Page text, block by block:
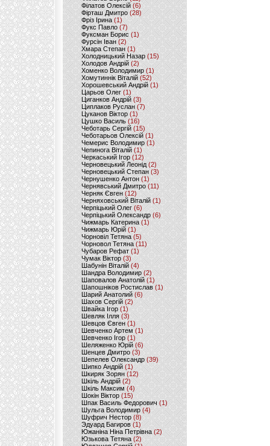
Філатов Олексій (6)
Фірташ Дмитро (28)
Фріз Ірина (1)
Фукс Павло (7)
Фуксман Борис (1)
Фурсін Іван (2)
Хмара Степан(1)
Холодницький Назар(15)
Холодов Андрій (2)
Хоменко Володимир (1)
Хомутиннік Віталій (52)
Хорошевський Андрій (1)
Царьов Олег (1)
Циганков Андрій (3)
Циплаков Руслан(7)
Цуканов Віктор (1)
Цушко Василь (16)
Чеботарь Сергій (15)
Чеботарьов Олексій (1)
Чемерис Володимир (1)
Чепинога Віталій (1)
Черкаський Ігор (12)
Черновецький Леонід(2)
Черновецький Степан (3)
Чернушенко Антон (1)
Чернявський Дмитро(11)
Черняк Євген(12)
Черняховський Віталій (1)
Черпіцький Олег (6)
Черпіцький Олександр (6)
Чижмарь Катерина (1)
Чижмарь Юрій (1)
Чорновіл Тетяна (5)
Чорновол Тетяна (11)
Чубаров Рефат (1)
Чумак Віктор(3)
Шабунін Віталій (4)
Шандра Володимир (2)
Шаповалов Анатолій(1)
Шапошніков Ростислав(1)
Шарий Анатолий(6)
Шахов Сергій(2)
Швайка Ігор (1)
Шевляк Ілля (3)
Шевцов Євген (1)
Шевченко Артем(1)
Шевченко Ігор(1)
Шеляженко Юрій (6)
Шенцев Дмитро (3)
Шепелев Олександр (39)
Шипко Андрій(1)
Шкиряк Зорян(12)
Шкіль Андрій(2)
Шкіль Максим (4)
Шокін Віктор (15)
Шпак Василь Федорович (1)
Шульга Володимир (4)
Шуфрич Нестор(8)
Эдуард Багиров (1)
Южаніна Ніна Петрівна (2)
Юзькова Тетяна(2)